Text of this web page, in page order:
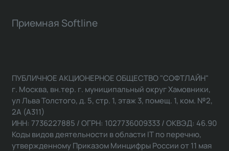
Приемная Softline
ПУБЛИЧНОЕ АКЦИОНЕРНОЕ ОБЩЕСТВО "СОФТЛАЙН"
г. Москва, вн.тер. г. муниципальный округ Хамовники,
ул Льва Толстого, д. 5, стр. 1, этаж 3, помещ. 1, ком. №2,
2А (А311)
ИНН: 7736227885 / ОГРН: 1027736009333 / ОКВЭД: 46.90
Коды видов деятельности в области IT по перечню,
утвержденному Приказом Минцифры России от 11 мая